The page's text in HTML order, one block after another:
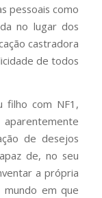
pessoais como
no lugar dos
castradora
de todos
filho com NF1,
de desejos
de, no seu
a própria
mundo em que